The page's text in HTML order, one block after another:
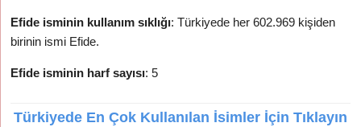
Efide isminin kullanım sıklığı: Türkiyede her 602.969 kişiden
birinin ismi Efide.
Efide isminin harf sayısı: 5
Türkiyede En Çok Kullanılan İsimler İçin Tıklayın